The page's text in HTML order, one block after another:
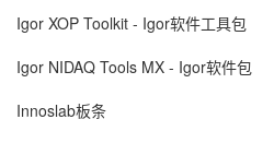
Igor XOP Toolkit - Igor软件工具包
Igor NIDAQ Tools MX - Igor软件包
Innoslab板条